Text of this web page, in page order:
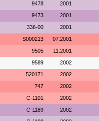
9478 2001
9473 2001
336-00 2001
S000213 07.2001
9505 11.2001
9589 2002
520171 2002
747 2002
C-1101 2002
C-1189 2002